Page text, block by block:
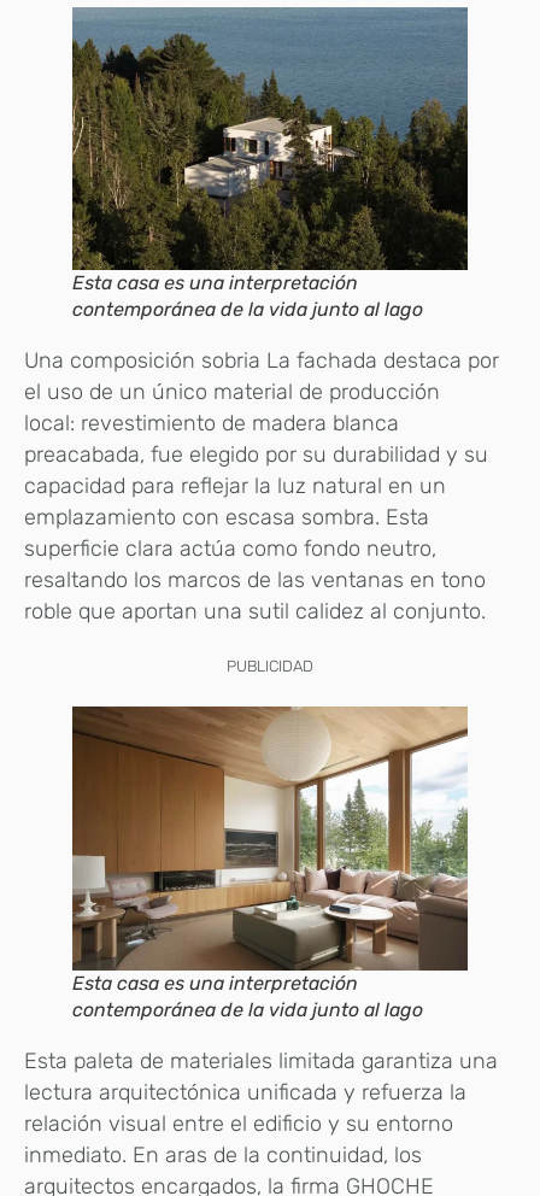
Esta casa es una interpretación
contemporánea de la vida junto al lago
Una composición sobria La fachada destaca por
el uso de un único material de producción
local: revestimiento de madera blanca
preacabada, fue elegido por su durabilidad y su
capacidad para reflejar la luz natural en un
emplazamiento con escasa sombra. Esta
superficie clara actúa como fondo neutro,
resaltando los marcos de las ventanas en tono
roble que aportan una sutil calidez al conjunto.
PUBLICIDAD
Esta casa es una interpretación
contemporánea de la vida junto al lago
Esta paleta de materiales limitada garantiza una
lectura arquitectónica unificada y refuerza la
relación visual entre el edificio y su entorno
inmediato. En aras de la continuidad, los
arquitectos encargados, la firma GHOCHE